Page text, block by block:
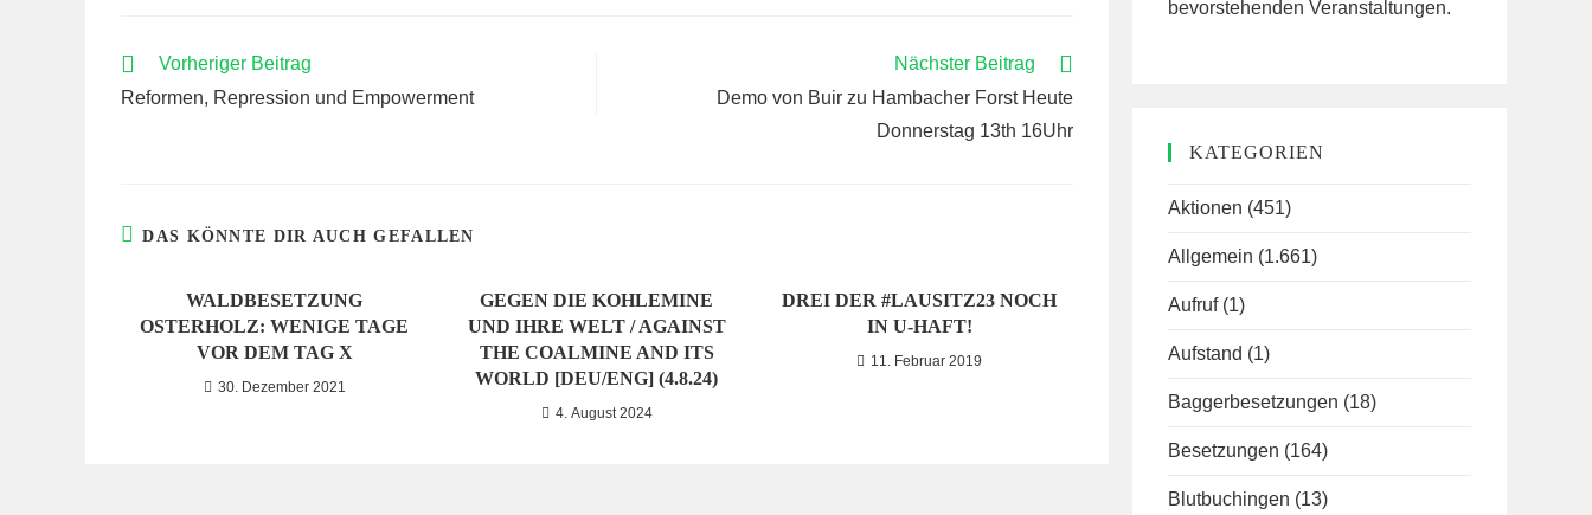
WEITERE
ANSEHEN
Vorheriger Beitrag
Reformen, Repression und Empowerment
Nächster Beitrag
Demo von Buir zu Hambacher Forst Heute
Donnerstag 13th 16Uhr
DAS KÖNNTE DIR AUCH GEFALLEN
WALDBESETZUNG
OSTERHOLZ: WENIGE TAGE
VOR DEM TAG X
30. Dezember 2021
GEGEN DIE KOHLEMINE
UND IHRE WELT / AGAINST
THE COALMINE AND ITS
WORLD [DEU/ENG] (4.8.24)
4. August 2024
DREI DER #LAUSITZ23 NOCH
IN U-HAFT!
11. Februar 2019
bevorstehenden Veranstaltungen.
KATEGORIEN
Aktionen (451)
Allgemein (1.661)
Aufruf (1)
Aufstand (1)
Baggerbesetzungen (18)
Besetzungen (164)
Blutbuchingen (13)